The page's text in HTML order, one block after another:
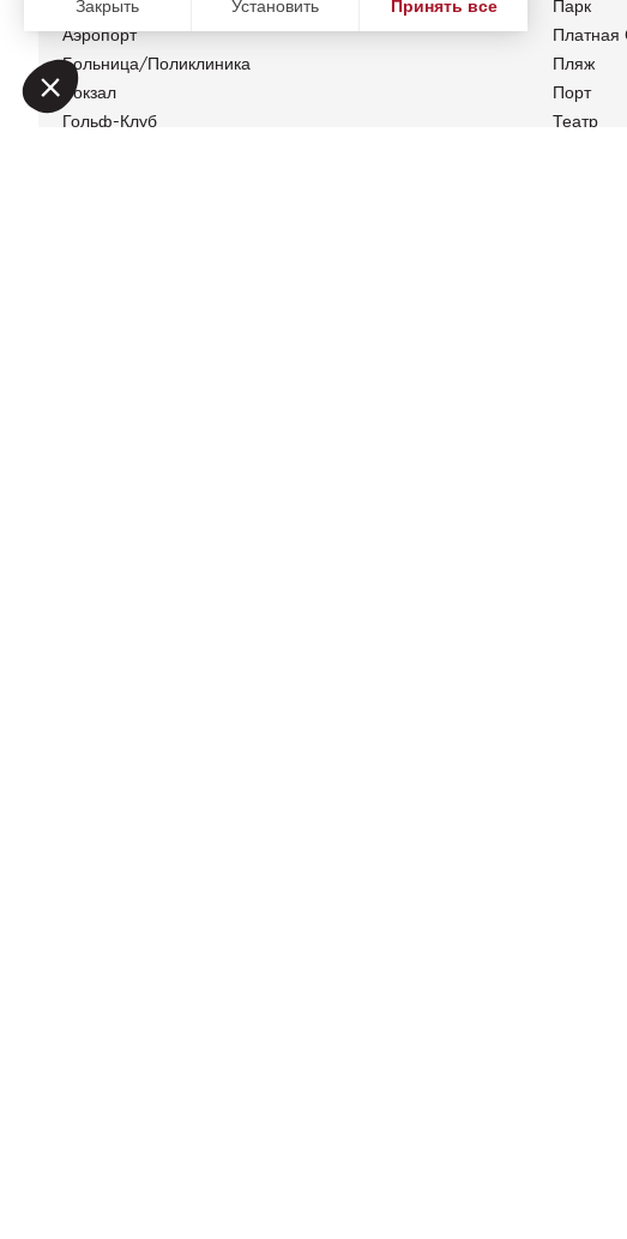
Автовокзал
Аэропорт
Больница/Поликлиника
Вокзал
Гольф-Клуб
Парк
Платная
Пляж
Порт
Театр
Закрыть Установить Принять все
Axeptio consent
Платформа управления согласием: настройте свои параметры
Наша платформа позволяет вам настраивать параметры